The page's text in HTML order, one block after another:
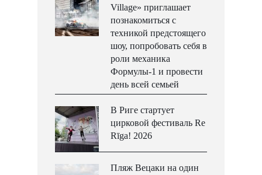
Village» приглашает
познакомиться с
техникой предстоящего
шоу, попробовать себя в
роли механика
Формулы-1 и провести
день всей семьей
В Риге стартует
цирковой фестиваль Re
Rīga! 2026
Пляж Вецаки на один